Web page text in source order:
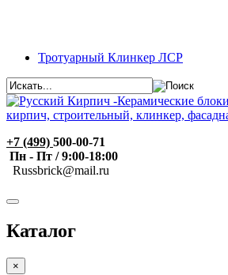
Тротуарный Клинкер ЛСР
+7 (499) 500-00-71
Пн - Пт / 9:00-18:00
Russbrick@mail.ru
Каталог
×